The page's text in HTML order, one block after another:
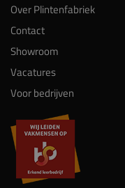
Over Plintenfabriek
Contact
Showroom
Vacatures
Voor bedrijven